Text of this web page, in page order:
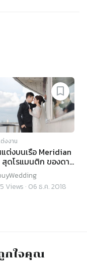
งงาน
แต่งบนเรือ Meridian
สุดโรแมนติก ของดา
ท-เอวิตรา
Views · 06 ธ.ค. 2018
กใจคุณ